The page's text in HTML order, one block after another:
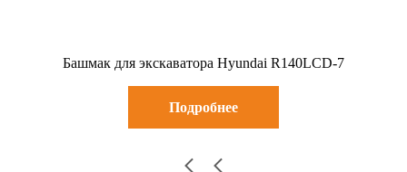
Башмак для экскаватора Hyundai R140LCD-7
Подробнее